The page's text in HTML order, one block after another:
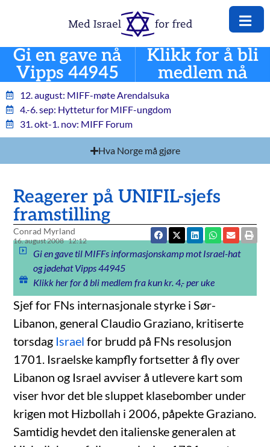
Gi en gave nå
Vipps 44945
Klikk for å bli
medlem nå
12. august: MIFF-møte Arendalsuka
4.-6. sep: Hyttetur for MIFF-ungdom
31. okt-1. nov: MIFF Forum
Hva Norge må gjøre
Reagerer på UNIFIL-sjefs
framstilling
Conrad Myrland
16. august 2008 12:12
Gi en gave til MIFFs informasjonskamp mot Israel-hat
og jødehat Vipps 44945
Klikk her for å bli medlem fra kun kr. 4,- per uke
Sjef for FNs internasjonale styrke i Sør-
Libanon, general Claudio Graziano, kritiserte
torsdag Israel for brudd på FNs resolusjon
1701. Israelske kampfly fortsetter å fly over
Libanon og Israel avviser å utlevere kart som
viser hvor det ble sluppet klasebomber under
krigen mot Hizbollah i 2006, påpekte Graziano.
Samtidig hevdet den italienske generalen at